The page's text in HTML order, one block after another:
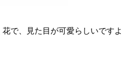
で、見た目が可愛らしいですよ